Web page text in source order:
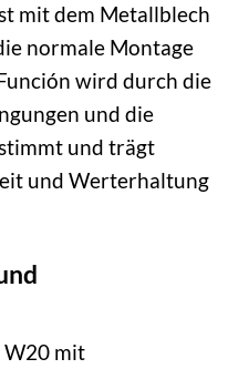
mit dem Metallblech
normale Montage
wird durch die
und die
und trägt
und Werterhaltung
W20 mit